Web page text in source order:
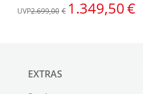
EXTRAS